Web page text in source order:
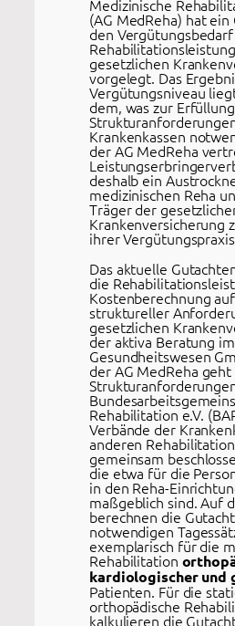
Medizinische
(AG MedReha) hat
den
gesetzlichen
vorgelegt. Das
Vergütungsniveau
dem, was zur
Krankenkassen
der AG MedReha
deshalb ein
medizinischen Reha
Träger der
Krankenversicherung
ihrer
Das aktuelle
die
Kostenberechnung
struktureller
gesetzlichen
der aktiva Beratung im
Gesundheitswesen
der AG MedReha
Rehabilitation e.V.
Verbände der
anderen
gemeinsam
die etwa für die
in den Reha-
maßgeblich sind. Auf
berechnen die
notwendigen
exemplarisch für die
Rehabilitation
kardiologischer und
Patienten. Für die
orthopädische
kalkulieren die